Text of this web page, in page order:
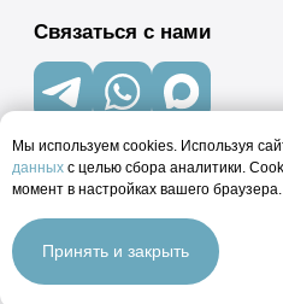
Мы используем cookies. Используя
данных с целью сбора аналитики.
момент в настройках вашего браузера.
Принять и закрыть